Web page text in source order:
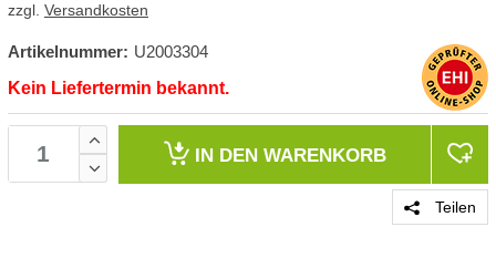
zzgl. Versandkosten
Artikelnummer: U2003304
Kein Liefertermin bekannt.
IN DEN WARENKORB
Teilen